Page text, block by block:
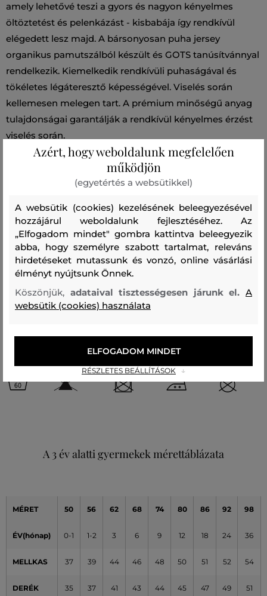
amely lehetővé teszi a gyors és nagyon kényelmes
öltöztetést és pelenkázást - kisbabája így rendkívül
elégedett lesz majd. A bársonyosan puha jersey
organikus pamutszálból készült és GOTS tanúsítvánnyal
rendelkezik. Kiemelkedik rendkívüli puhaságával és
tökéletes légáteresztő képességével. Viselés során
kellemesen melegen tart. A prémium minőségű anyag
tulajdonságai garantálják a rendkívül kényelmes érzést
viselés során.
REGULAR Szezon: PF24
505196-424-GN-110
Összetétel
felső anyag
PAMUT
MOSÁS FEHÉRÍTÉS SZÁRÍTÁS VASALÁS TISZTÍTÁS
A 3 év alatti gyermekek mérettáblázata
MÉRET 50 56 62 68 74 80 86 92 98
ÉV(hónap) 0-1 1-2 3 6 9 12 18 24 36
MELLKAS 37 39 44 46 48 50 51 52 54
DERÉK 35 37 41 43 44 45 47 49 51
Azért, hogy weboldalunk megfelelően
működjön
(egyetértés a websütikkel)
A websütik (cookies) kezelésének beleegyezésével
hozzájárul weboldalunk fejlesztéséhez. Az
„Elfogadom mindet" gombra kattintva beleegyezik
abba, hogy személyre szabott tartalmat, releváns
hirdetéseket mutassunk és vonzó, online vásárlási
élményt nyújtsunk Önnek.
Köszönjük, adataival tisztességesen járunk el.A
websütik (cookies) használata
RÉSZLETES BEÁLLÍTÁSOK
ELFOGADOM MINDET